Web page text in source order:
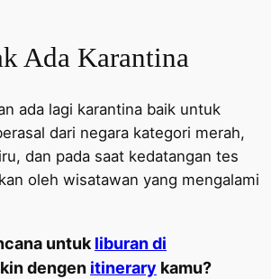
Ada Karantina
ada lagi karantina baik untuk
dari negara kategori merah,
dan pada saat kedatangan tes
oleh wisatawan yang mengalami
untuk liburan di
dengen itinerary kamu?